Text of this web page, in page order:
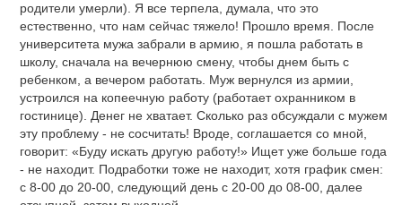
родители умерли). Я все терпела, думала, что это
естественно, что нам сейчас тяжело! Прошло время. После
университета мужа забрали в армию, я пошла работать в
школу, сначала на вечернюю смену, чтобы днем быть с
ребенком, а вечером работать. Муж вернулся из армии,
устроился на копеечную работу (работает охранником в
гостинице). Денег не хватает. Сколько раз обсуждали с мужем
эту проблему - не сосчитать! Вроде, соглашается со мной,
говорит: «Буду искать другую работу!» Ищет уже больше года
- не находит. Подработки тоже не находит, хотя график смен:
с 8-00 до 20-00, следующий день с 20-00 до 08-00, далее